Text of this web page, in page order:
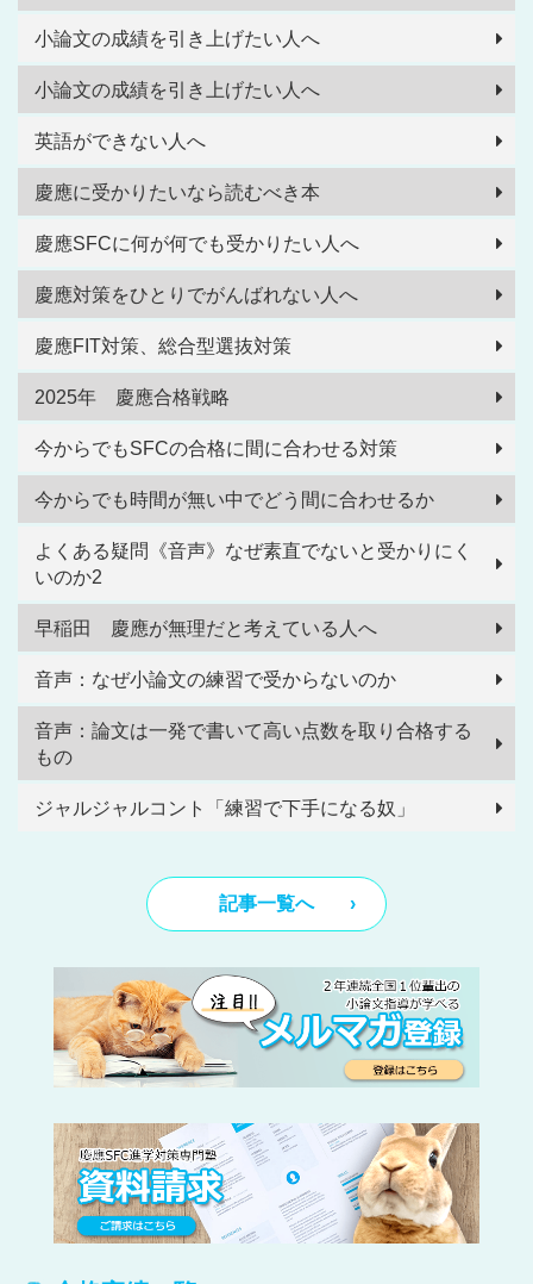
小論文の成績を引き上げたい人へ
小論文の成績を引き上げたい人へ
英語ができない人へ
慶應に受かりたいなら読むべき本
慶應SFCに何が何でも受かりたい人へ
慶應対策をひとりでがんばれない人へ
慶應FIT対策、総合型選抜対策
2025年 慶應合格戦略
今からでもSFCの合格に間に合わせる対策
今からでも時間が無い中でどう間に合わせるか
よくある疑問《音声》なぜ素直でないと受かりにく
いのか2
早稲田 慶應が無理だと考えている人へ
音声：なぜ小論文の練習で受からないのか
音声：論文は一発で書いて高い点数を取り合格する
もの
ジャルジャルコント「練習で下手になる奴」
記事一覧へ